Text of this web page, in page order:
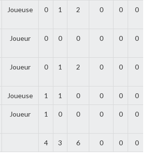
Joueuse 0 1 2 0 0 0
Joueur 0 0 0 0 0 0
Joueur 0 1 2 0 0 0
Joueuse 1 1 0 0 0 0
Joueur 1 0 0 0 0 0
4 3 6 0 0 0